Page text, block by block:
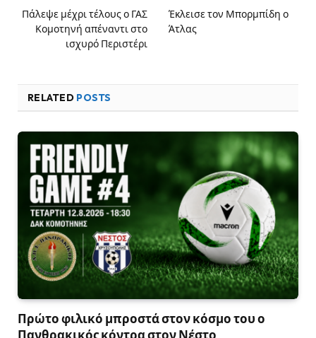
Πάλεψε μέχρι τέλους ο ΓΑΣ
Κομοτηνή απέναντι στο
ισχυρό Περιστέρι
Έκλεισε τον Μπορμπίδη ο
Άτλας
RELATED POSTS
Πρώτο φιλικό μπροστά στον κόσμο του ο
Πανθρακικός κόντρα στον Νέστο